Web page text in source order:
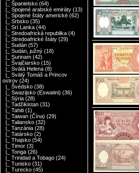
|_ Španielsko (64)
|_ Spojené arabské emiráty (13)
|_ Spojené štáty americké (62)
|_ Srbsko (35)
|_ Srí Lanka (44)
|_ Stredoafrická republika (4)
|_ Stredoafrické štáty (29)
|_ Sudán (57)
|_ Sudán, južný (18)
|_ Surinam (42)
|_ Švajčiarsko (15)
|_ Svätá Helena (8)
|_ Svätý Tomáš a Princov
ostrov (24)
|_ Švédsko (38)
|_ Swazijsko (Eswatini) (36)
|_ Sýria (28)
|_ Tadžikistan (31)
|_ Tahiti (1)
|_ Taiwan (Čína) (29)
|_ Taliansko (32)
|_ Tanzánia (28)
|_ Tatársko (2)
|_ Thajsko (54)
|_ Timor (3)
|_ Tonga (26)
|_ Trinidad a Tobago (24)
|_ Tunisko (31)
|_ Turecko (45)